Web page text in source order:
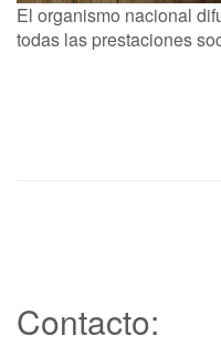
El organismo nacional
todas las prestaciones
Contacto: